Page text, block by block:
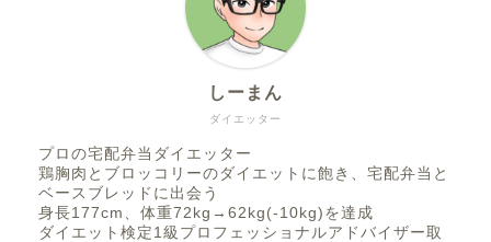
ダイエッター
しーまん
プロの宅配弁当ダイエッター
鶏胸肉とブロッコリーのダイエットに飽き、宅配弁当と
ベースブレッドに出会う
身長177cm、体重72kg→62kg(-10kg)を達成
ダイエット検定1級プロフェッショナルアドバイザー取